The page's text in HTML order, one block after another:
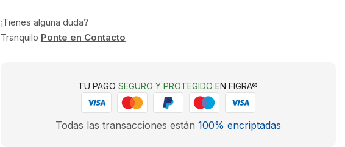
¡Tienes alguna duda?
Tranquilo Ponte en Contacto
TU PAGOSEGURO Y PROTEGIDO EN FIGRA®
Todas las transacciones están 100% encriptadas